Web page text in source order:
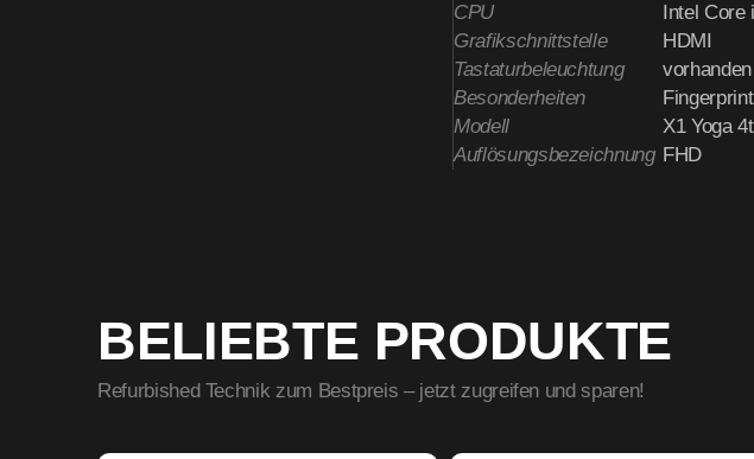
CPU
Intel Core
Grafikschnittstelle
HDMI
Tastaturbeleuchtung
vorhanden
Besonderheiten
Modell
X1 Yoga
Auflösungsbezeichnung FHD
BELIEBTE PRODUKTE
Refurbished Technik zum Bestpreis – jetzt zugreifen und sparen!